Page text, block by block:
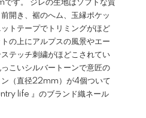
す。 ジレの生地はソフトな質
開き、裾のへム、玉縁ポケッ
トテープでトリミングがほど
の上にアルプスの風景やエー
テッチ刺繍がほどこされてい
こいシルバートーンで意匠の
ン（直径22mm）が4個ついて
life 』のブランド織ネール